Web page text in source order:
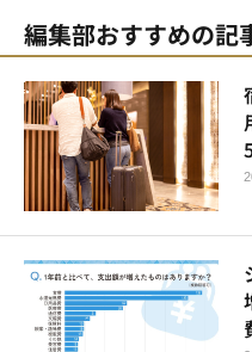
編集部おすすめの記